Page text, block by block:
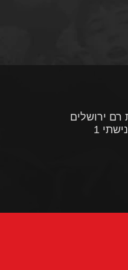
ירושלים
1